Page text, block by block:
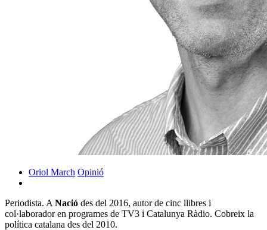
Oriol March Opinió
Periodista. A Nació des del 2016, autor de cinc llibres i
col·laborador en programes de TV3 i Catalunya Ràdio. Cobreix la
política catalana des del 2010.